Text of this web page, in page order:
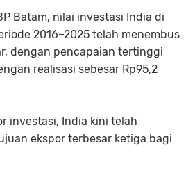
Batam, nilai investasi India di
2016–2025 telah menembus
dengan pencapaian tertinggi
realisasi sebesar Rp95,2
investasi, India kini telah
ekspor terbesar ketiga bagi